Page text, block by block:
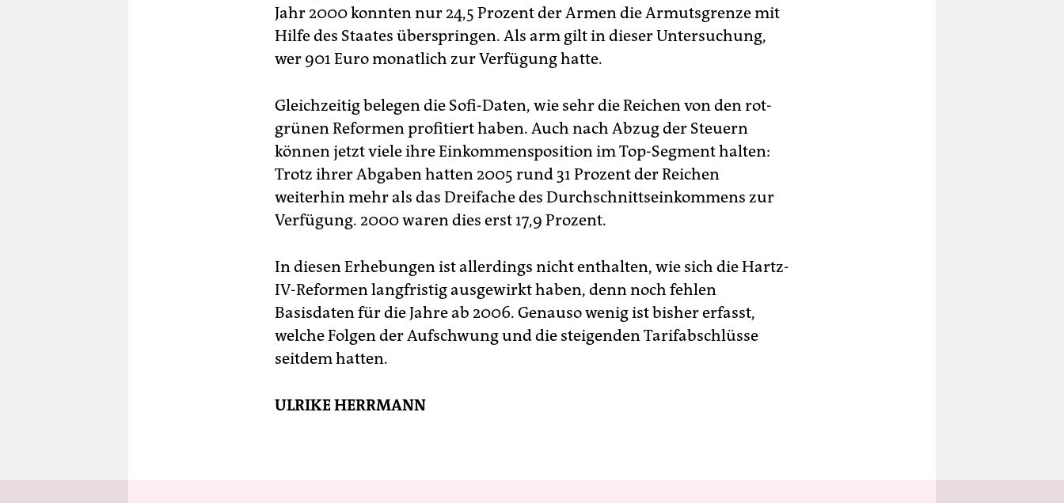
Jahr 2000 konnten nur 24,5 Prozent der Armen die Armutsgrenze mit
Hilfe des Staates überspringen. Als arm gilt in dieser Untersuchung,
wer 901 Euro monatlich zur Verfügung hatte.
Gleichzeitig belegen die Sofi-Daten, wie sehr die Reichen von den rot-
grünen Reformen profitiert haben. Auch nach Abzug der Steuern
können jetzt viele ihre Einkommensposition im Top-Segment halten:
Trotz ihrer Abgaben hatten 2005 rund 31 Prozent der Reichen
weiterhin mehr als das Dreifache des Durchschnittseinkommens zur
Verfügung. 2000 waren dies erst 17,9 Prozent.
In diesen Erhebungen ist allerdings nicht enthalten, wie sich die Hartz-
IV-Reformen langfristig ausgewirkt haben, denn noch fehlen
Basisdaten für die Jahre ab 2006. Genauso wenig ist bisher erfasst,
welche Folgen der Aufschwung und die steigenden Tarifabschlüsse
seitdem hatten.
ULRIKE HERRMANN